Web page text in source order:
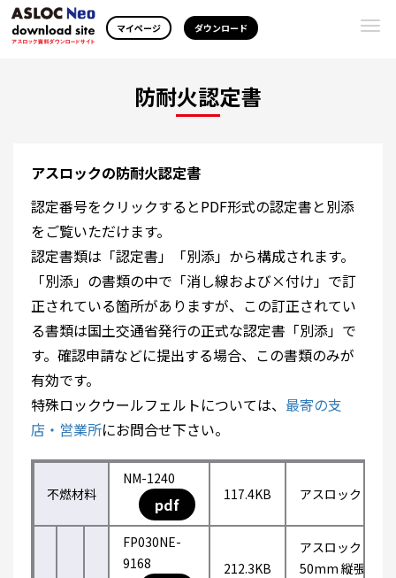
マイページ ダウンロード
防耐火認定書
アスロックの防耐火認定書
認定番号をクリックするとPDF形式の認定書と別添
をご覧いただけます。
認定書類は「認定書」「別添」から構成されます。
「別添」の書類の中で「消し線および×付け」で訂
正されている箇所がありますが、この訂正されてい
る書類は国土交通省発行の正式な認定書「別添」で
す。確認申請などに提出する場合、この書類のみが
有効です。
特殊ロックウールフェルトについては、 最寄の支
店・営業所にお問合せ下さい。
不燃材料
NM-1240
pdf 117.4KB アスロック
FP030NE-
9168
212.3KB
アスロック
50mm 縦張